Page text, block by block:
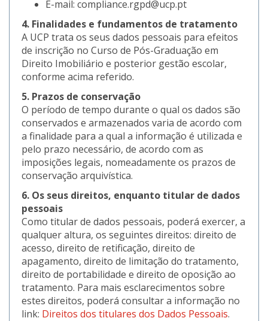
E-mail: compliance.rgpd@ucp.pt
4. Finalidades e fundamentos de tratamento
A UCP trata os seus dados pessoais para efeitos
de inscrição no Curso de Pós-Graduação em
Direito Imobiliário e posterior gestão escolar,
conforme acima referido.
5. Prazos de conservação
O período de tempo durante o qual os dados são
conservados e armazenados varia de acordo com
a finalidade para a qual a informação é utilizada e
pelo prazo necessário, de acordo com as
imposições legais, nomeadamente os prazos de
conservação arquivística.
6. Os seus direitos, enquanto titular de dados
pessoais
Como titular de dados pessoais, poderá exercer, a
qualquer altura, os seguintes direitos: direito de
acesso, direito de retificação, direito de
apagamento, direito de limitação do tratamento,
direito de portabilidade e direito de oposição ao
tratamento. Para mais esclarecimentos sobre
estes direitos, poderá consultar a informação no
link: Direitos dos titulares dos Dados Pessoais.